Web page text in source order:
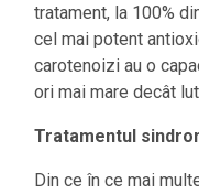
tratament, la 100%
cel mai potent
carotenoizi au o
ori mai mare decât
Tratamentul
Din ce în ce mai